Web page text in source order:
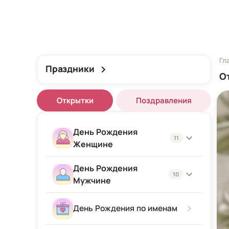
Праздники
Открытки Поздравления
День Рождения
Женщине
11
Женщине
Подруге
Девушке
День Рождения
Мужчине
10
Мужчине
День Рождения по именам